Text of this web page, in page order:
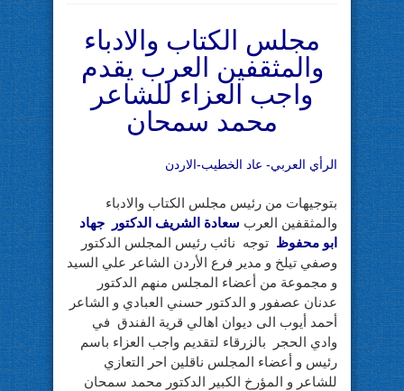
مجلس الكتاب والادباء
والمثقفين العرب يقدم
واجب العزاء للشاعر
محمد سمحان
الرأي العربي- عاد الخطيب-الاردن
بتوجيهات من رئيس مجلس الكتاب والادباء
والمثقفين العرب سعادة الشريف الدكتور جهاد
ابو محفوظ توجه نائب رئيس المجلس الدكتور
وصفي تيلخ و مدير فرع الأردن الشاعر علي السيد
و مجموعة من أعضاء المجلس منهم الدكتور
عدنان عصفور و الدكتور حسني العبادي و الشاعر
أحمد أيوب الى ديوان اهالي قرية الفندق في
وادي الحجر بالزرقاء لتقديم واجب العزاء باسم
رئيس و أعضاء المجلس ناقلين احر التعازي
للشاعر و المؤرخ الكبير الدكتور محمد سمحان